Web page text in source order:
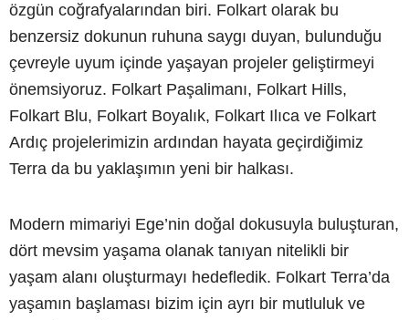
özgün coğrafyalarından biri. Folkart olarak bu
benzersiz dokunun ruhuna saygı duyan, bulunduğu
çevreyle uyum içinde yaşayan projeler geliştirmeyi
önemsiyoruz. Folkart Paşalimanı, Folkart Hills,
Folkart Blu, Folkart Boyalık, Folkart Ilıca ve Folkart
Ardıç projelerimizin ardından hayata geçirdiğimiz
Terra da bu yaklaşımın yeni bir halkası.
Modern mimariyi Ege’nin doğal dokusuyla buluşturan,
dört mevsim yaşama olanak tanıyan nitelikli bir
yaşam alanı oluşturmayı hedefledik. Folkart Terra’da
yaşamın başlaması bizim için ayrı bir mutluluk ve